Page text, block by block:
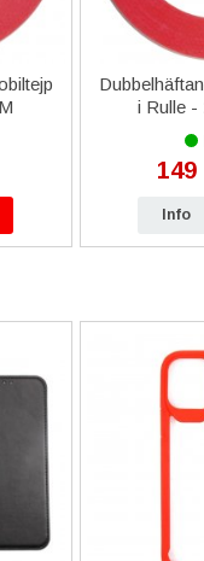
i Rulle -
149
Info